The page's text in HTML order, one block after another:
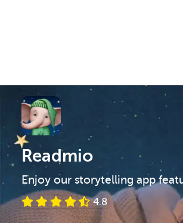
Readmio
Enjoy our storytelling app
4.8